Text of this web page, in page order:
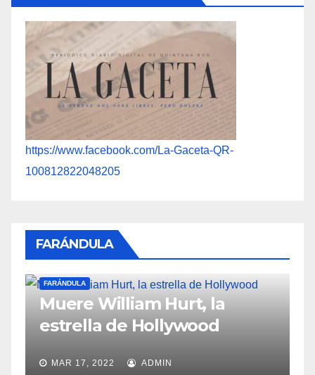
https://www.facebook.com/La-Gaceta-QR-
100812822048205
FARÁNDULA
FARÁNDULA
Muere William Hurt, la
estrella de Hollywood
MAR 17, 2022 ADMIN